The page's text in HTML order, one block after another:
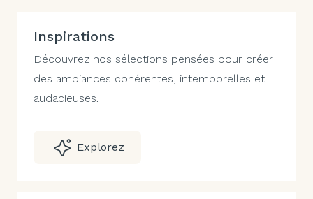
Inspirations
Découvrez nos sélections pensées pour créer
des ambiances cohérentes, intemporelles et
audacieuses.
Explorez